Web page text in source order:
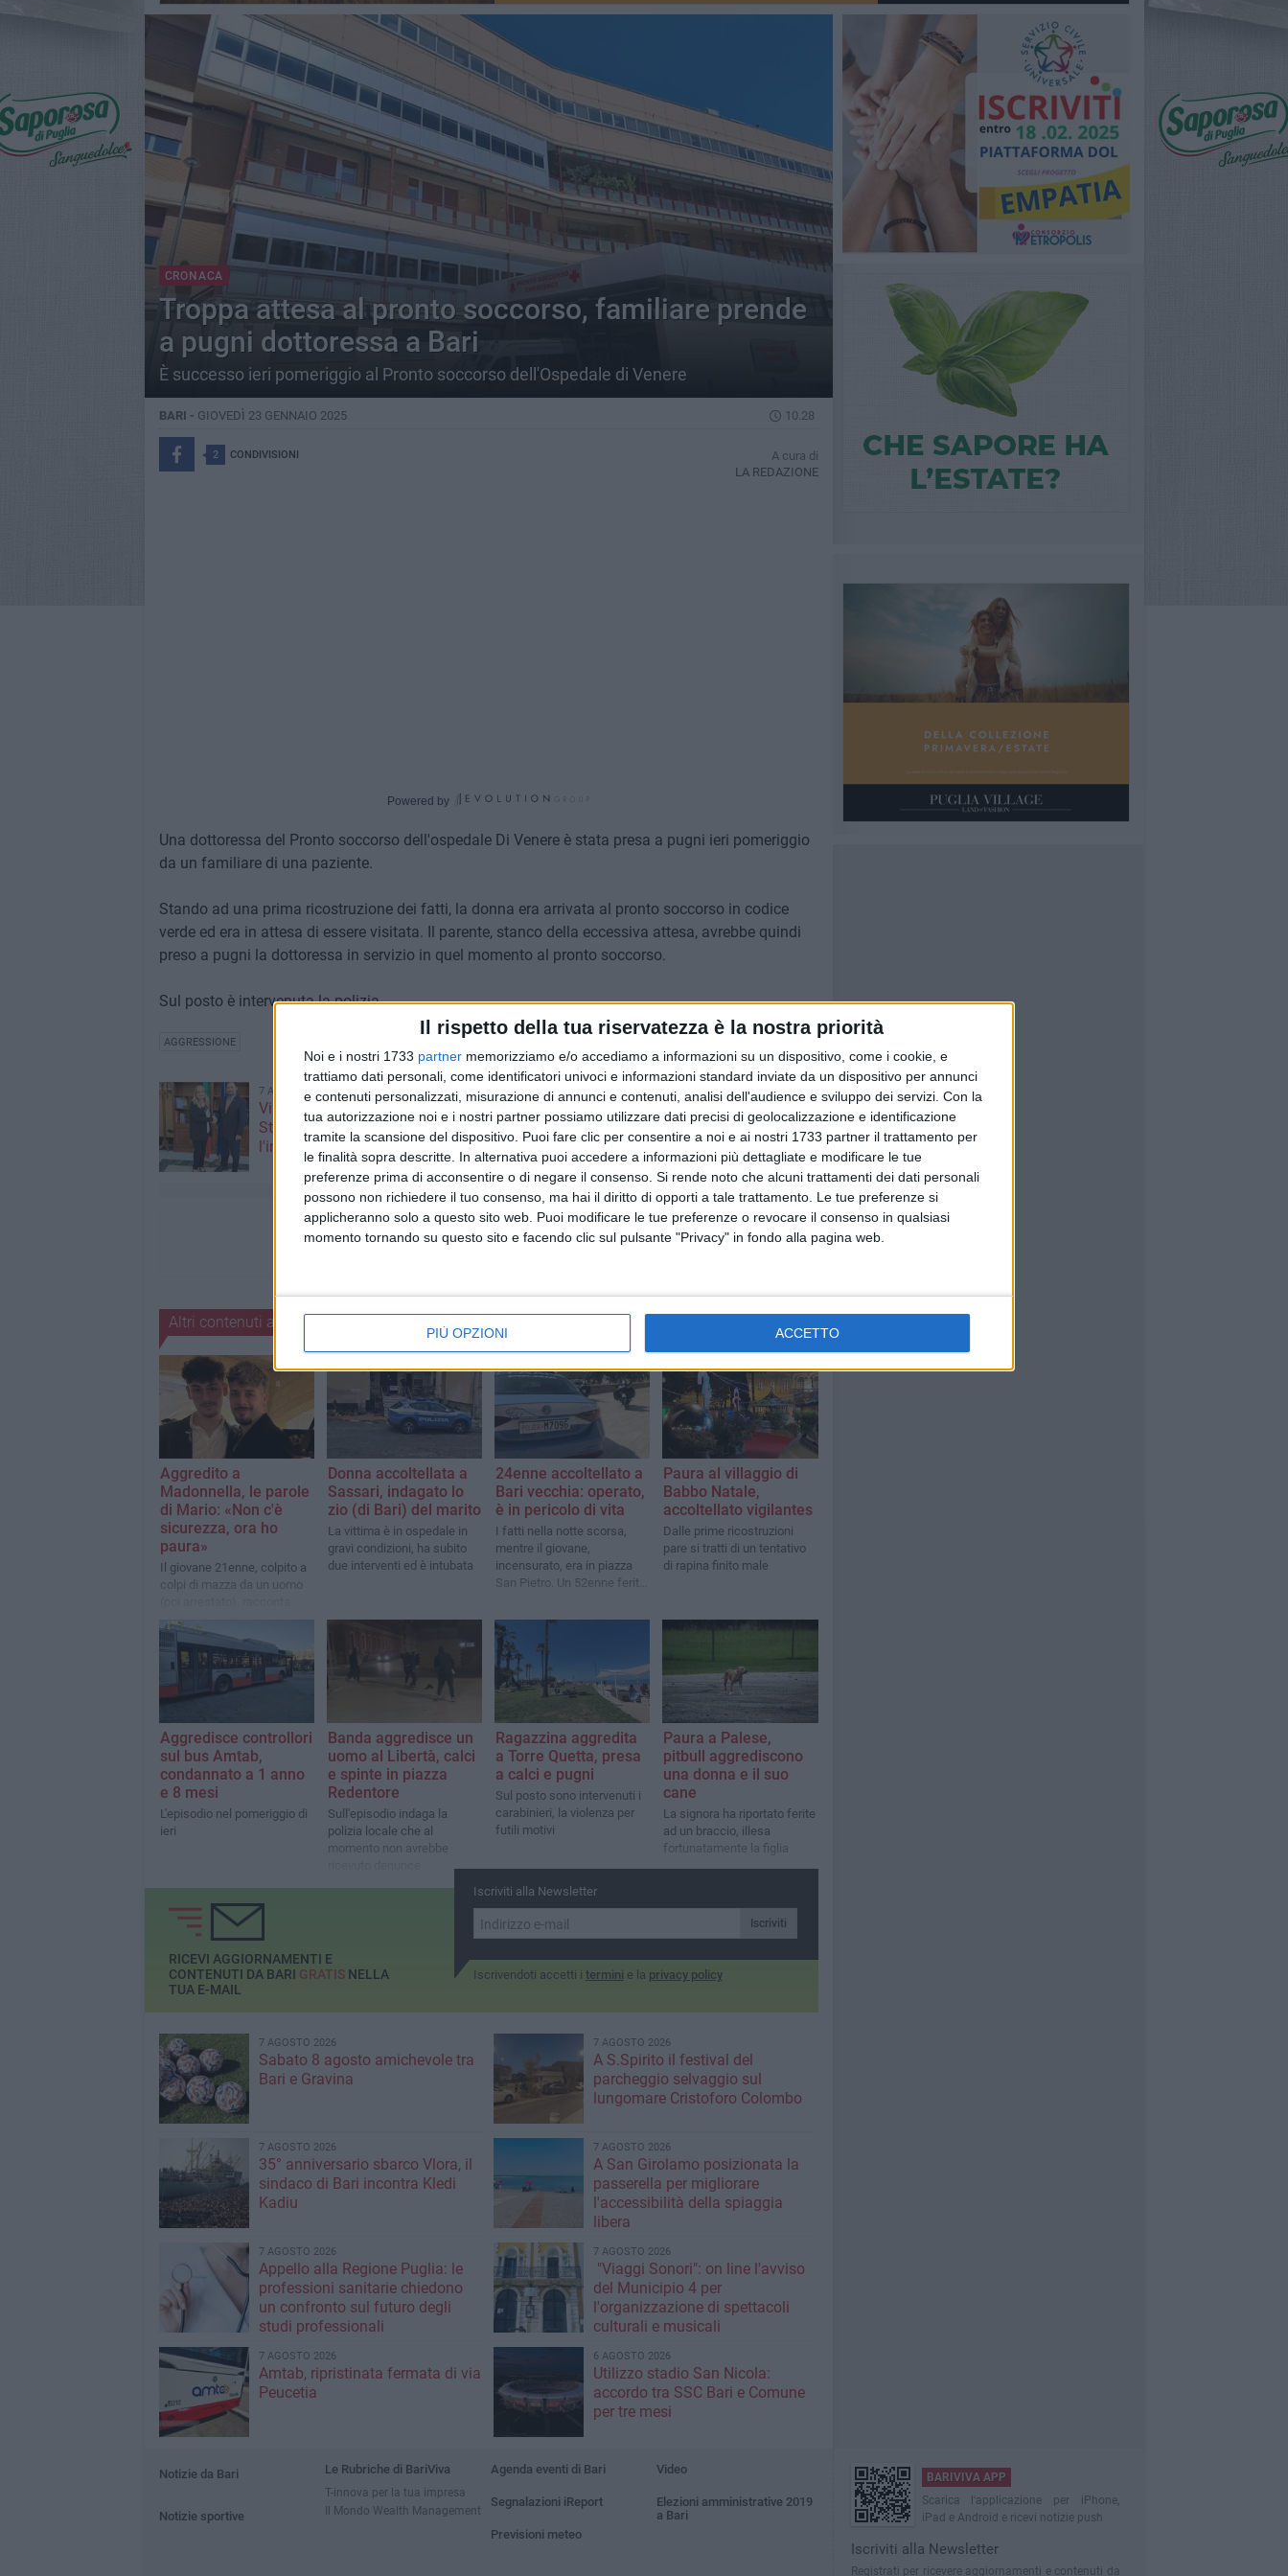
Il rispetto della tua riservatezza è la nostra priorità
Noi e i nostri 1733 partner memorizziamo e/o accediamo a informazioni su un dispositivo, come i cookie, e
trattiamo dati personali, come identificatori univoci e informazioni standard inviate da un dispositivo per annunci
e contenuti personalizzati, misurazione di annunci e contenuti, analisi dell'audience e sviluppo dei servizi. Con la
tua autorizzazione noi e i nostri partner possiamo utilizzare dati precisi di geolocalizzazione e identificazione
tramite la scansione del dispositivo. Puoi fare clic per consentire a noi e ai nostri 1733 partner il trattamento per
le finalità sopra descritte. In alternativa puoi accedere a informazioni più dettagliate e modificare le tue
preferenze prima di acconsentire o di negare il consenso. Si rende noto che alcuni trattamenti dei dati personali
possono non richiedere il tuo consenso, ma hai il diritto di opporti a tale trattamento. Le tue preferenze si
applicheranno solo a questo sito web. Puoi modificare le tue preferenze o revocare il consenso in qualsiasi
momento tornando su questo sito e facendo clic sul pulsante "Privacy" in fondo alla pagina web.
PIÙ OPZIONI ACCETTO
CRONACA
Troppa attesa al pronto soccorso, familiare prende
a pugni dottoressa a Bari
È successo ieri pomeriggio al Pronto soccorso dell'Ospedale di Venere
BARI - GIOVEDÌ 23 GENNAIO 2025 10.28
2 CONDIVISIONI
A cura di
LA REDAZIONE
Powered by
Una dottoressa del Pronto soccorso dell'ospedale Di Venere è stata presa a pugni ieri pomeriggio
da un familiare di una paziente.
Stando ad una prima ricostruzione dei fatti, la donna era arrivata al pronto soccorso in codice
verde ed era in attesa di essere visitata. Il parente, stanco della eccessiva attesa, avrebbe quindi
preso a pugni la dottoressa in servizio in quel momento al pronto soccorso.
Sul posto è intervenuta la polizia.
AGGRESSIONE
7 AGOSTO 2026
Visita del Console Generale degli
Stati Uniti d’America a Napoli:
l'incontro con il prefetto di Bari
7 AGOSTO 2026
Leccese: "Guardiamo oltre il
cantiere, stiamo costruendo la
via Manzoni di domani"
Altri contenuti a tema
Aggredito a
Madonnella, le parole
di Mario: «Non c'è
sicurezza, ora ho
paura»
Il giovane 21enne, colpito a
colpi di mazza da un uomo
quanto accaduto e pone
alcune domande
Donna accoltellata a
Sassari, indagato lo
zio (di Bari) del marito
La vittima è in ospedale in
gravi condizioni, ha subito
due interventi ed è intubata
24enne accoltellato a
Bari vecchia: operato,
è in pericolo di vita
I fatti nella notte scorsa,
mentre il giovane,
incensurato, era in piazza
San Pietro. Un 52enne ferito
Paura al villaggio di
Babbo Natale,
accoltellato vigilantes
Dalle prime ricostruzioni
pare si tratti di un tentativo
di rapina finito male
Aggredisce controllori
sul bus Amtab,
condannato a 1 anno
e 8 mesi
L'episodio nel pomeriggio di
ieri
Banda aggredisce un
uomo al Libertà, calci
e spinte in piazza
Redentore
Sull'episodio indaga la
polizia locale che al
momento non avrebbe
Ragazzina aggredita
a Torre Quetta, presa
a calci e pugni
Sul posto sono intervenuti i
carabinieri, la violenza per
futili motivi
Paura a Palese,
pitbull aggrediscono
una donna e il suo
cane
La signora ha riportato ferite
ad un braccio, illesa
fortunatamente la figlia
Iscriviti alla Newsletter
Iscriviti
Iscrivendoti accetti i termini e la privacy policy
RICEVI AGGIORNAMENTI E
CONTENUTI DA BARI GRATISNELLA
TUA E-MAIL
7 AGOSTO 2026
Sabato 8 agosto amichevole tra
Bari e Gravina
7 AGOSTO 2026
A S.Spirito il festival del
parcheggio selvaggio sul
lungomare Cristoforo Colombo
7 AGOSTO 2026
35° anniversario sbarco Vlora, il
sindaco di Bari incontra Kledi
Kadiu
7 AGOSTO 2026
A San Girolamo posizionata la
passerella per migliorare
l'accessibilità della spiaggia
libera
7 AGOSTO 2026
Appello alla Regione Puglia: le
professioni sanitarie chiedono
un confronto sul futuro degli
studi professionali
7 AGOSTO 2026
"Viaggi Sonori": on line l'avviso
del Municipio 4 per
l'organizzazione di spettacoli
culturali e musicali
7 AGOSTO 2026
Amtab, ripristinata fermata di via
Peucetia
6 AGOSTO 2026
Utilizzo stadio San Nicola:
accordo tra SSC Bari e Comune
per tre mesi
Notizie da Bari
Notizie sportive
Le Rubriche di BariViva
T-innova per la tua impresa
Il Mondo Wealth Management
Agenda eventi di Bari
Segnalazioni iReport
Previsioni meteo
Video
Elezioni amministrative 2019
a Bari
BARIVIVA APP
Scarica l'applicazione per iPhone,
iPad e Android e ricevi notizie push
Iscriviti alla Newsletter
Registrati per ricevere aggiornamenti e contenuti da